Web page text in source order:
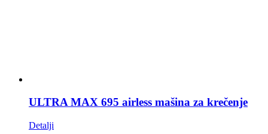
ULTRA MAX 695 airless mašina za krečenje
Detalji